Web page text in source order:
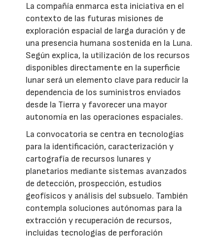
La compañía enmarca esta iniciativa en el
contexto de las futuras misiones de
exploración espacial de larga duración y de
una presencia humana sostenida en la Luna.
Según explica, la utilización de los recursos
disponibles directamente en la superficie
lunar será un elemento clave para reducir la
dependencia de los suministros enviados
desde la Tierra y favorecer una mayor
autonomía en las operaciones espaciales.
La convocatoria se centra en tecnologías
para la identificación, caracterización y
cartografía de recursos lunares y
planetarios mediante sistemas avanzados
de detección, prospección, estudios
geofísicos y análisis del subsuelo. También
contempla soluciones autónomas para la
extracción y recuperación de recursos,
incluidas tecnologías de perforación